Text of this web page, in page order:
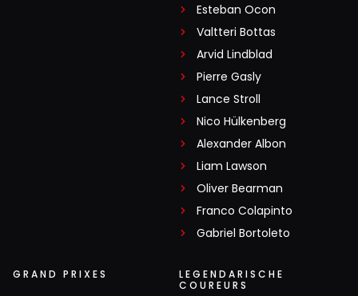
Esteban Ocon
Valtteri Bottas
Arvid Lindblad
Pierre Gasly
Lance Stroll
Nico Hülkenberg
Alexander Albon
Liam Lawson
Oliver Bearman
Franco Colapinto
Gabriel Bortoleto
GRAND PRIXES
LEGENDARISCHE
COUREURS